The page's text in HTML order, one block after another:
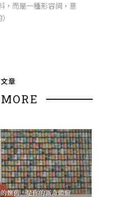
，而是一種形容詞，意
章